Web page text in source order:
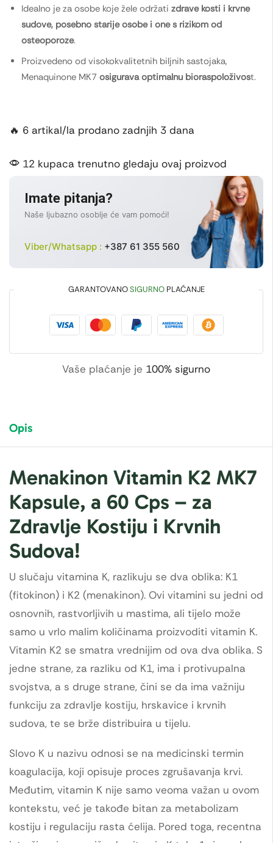
Idealno je za osobe koje žele održati zdrave kosti i krvne
sudove, posebno starije osobe i one s rizikom od
osteoporoze.
Proizvedeno od visokokvalitetnih biljnih sastojaka,
Menaquinone MK7 osigurava optimalnu bioraspoloživost.
🔥 6 artikal/la prodano zadnjih 3 dana
12 kupaca trenutno gledaju ovaj proizvod
Imate pitanja?
Naše ljubazno osoblje će vam pomoći!
Viber/Whatsapp : +387 61 355 560
GARANTOVANOSIGURNOPLAĆANJE
Vaše plaćanje je 100% sigurno
Opis
Menakinon Vitamin K2 MK7
Kapsule, a 60 Cps – za
Zdravlje Kostiju i Krvnih
Sudova!
U slučaju vitamina K, razlikuju se dva oblika: K1
(fitokinon) i K2 (menakinon). Ovi vitamini su jedni od
osnovnih, rastvorljivih u mastima, ali tijelo može
samo u vrlo malim količinama proizvoditi vitamin K.
Vitamin K2 se smatra vrednijim od ova dva oblika. S
jedne strane, za razliku od K1, ima i protivupalna
svojstva, a s druge strane, čini se da ima važniju
funkciju za zdravlje kostiju, hrskavice i krvnih
sudova, te se brže distribuira u tijelu.
Slovo K u nazivu odnosi se na medicinski termin
koagulacija, koji opisuje proces zgrušavanja krvi.
Međutim, vitamin K nije samo veoma važan u ovom
kontekstu, već je takođe bitan za metabolizam
kostiju i regulaciju rasta ćelija. Pored toga, recentna